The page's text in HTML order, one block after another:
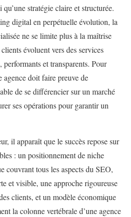
stratégie claire et structurée.
digital en perpétuelle évolution, la
ne se limite plus à la maîtrise
évoluent vers des services
et transparents. Pour
agence doit faire preuve de
de se différencier sur un marché
ses opérations pour garantir un
il apparaît que le succès repose sur
: un positionnement de niche
couvrant tous les aspects du SEO,
et visible, une approche rigoureuse
clients, et un modèle économique
la colonne vertébrale d’une agence